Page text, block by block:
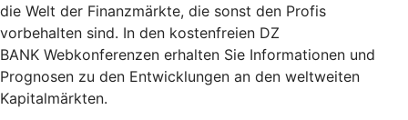
die Welt der Finanzmärkte, die sonst den Profis
vorbehalten sind. In den kostenfreien DZ
BANK Webkonferenzen erhalten Sie Informationen und
Prognosen zu den Entwicklungen an den weltweiten
Kapitalmärkten.